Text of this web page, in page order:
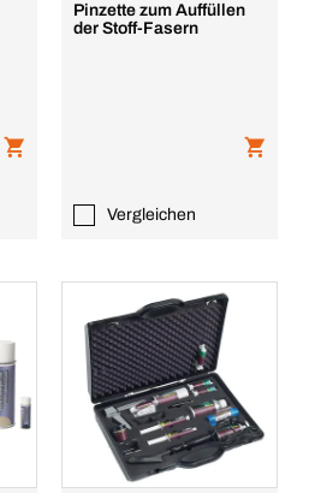
Pinzette zum Auffüllen
der Stoff-Fasern
Vergleichen